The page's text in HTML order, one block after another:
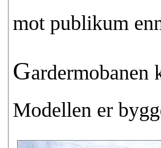
mot publikum
Gardermobanen
Modellen er